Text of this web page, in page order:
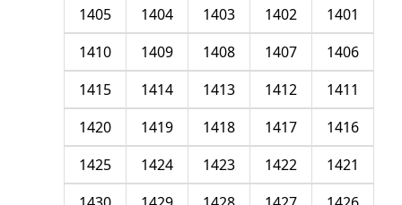
1401
1402
1403
1404
1405
1406
1407
1408
1409
1410
1411
1412
1413
1414
1415
1416
1417
1418
1419
1420
1421
1422
1423
1424
1425